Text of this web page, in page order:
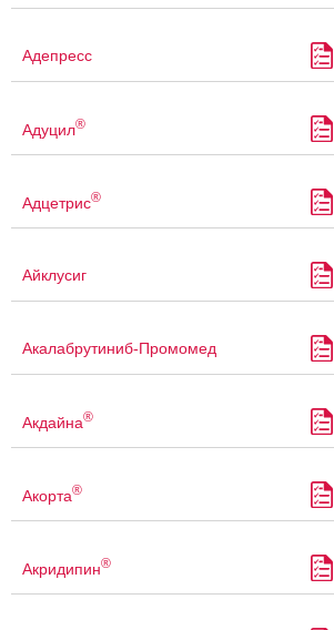
Адепресс
Адуцил®
Адцетрис®
Айклусиг
Акалабрутиниб-Промомед
Акдайна®
Акорта®
Акридипин®